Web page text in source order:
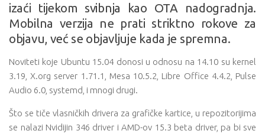
izaći tijekom svibnja kao OTA nadogradnja.
Mobilna verzija ne prati striktno rokove za
objavu, već se objavljuje kada je spremna.
Noviteti koje Ubuntu 15.04 donosi u odnosu na 14.10 su kernel
3.19, X.org server 1.71.1, Mesa 10.5.2, Libre Office 4.4.2, Pulse
Audio 6.0, systemd, i mnogi drugi.
Što se tiče vlasničkih drivera za grafičke kartice, u repozitorijima
se nalazi Nvidijin 346 driver i AMD-ov 15.3 beta driver, pa bi sve